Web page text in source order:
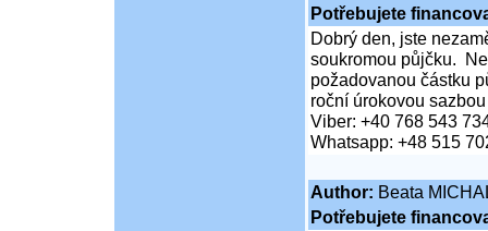
Potřebujete
Dobrý den, jste
soukromou půjčku.
požadovanou částku
roční úrokovou
Viber: +40 768 543
Whatsapp: +48 515
Author: Beata
Potřebujete